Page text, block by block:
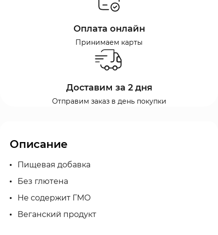
Оплата онлайн
Принимаем карты
Доставим за 2 дня
Отправим заказ в день покупки
Описание
Пищевая добавка
Без глютена
Не содержит ГМО
Веганский продукт